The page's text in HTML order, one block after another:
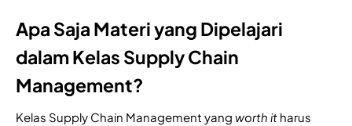
Apa Saja Materi yang Dipelajari
dalam Kelas Supply Chain
Management?
Kelas Supply Chain Management yang worth it harus